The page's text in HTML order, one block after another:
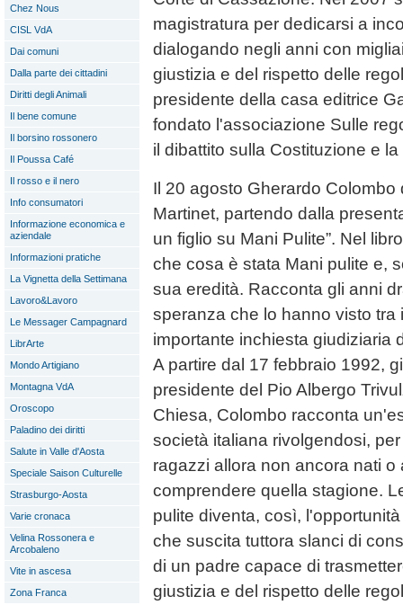
Chez Nous
CISL VdA
Dai comuni
Dalla parte dei cittadini
Diritti degli Animali
Il bene comune
Il borsino rossonero
Il Poussa Café
Il rosso e il nero
Info consumatori
Informazione economica e
aziendale
Informazioni pratiche
La Vignetta della Settimana
Lavoro&Lavoro
Le Messager Campagnard
LibrArte
Mondo Artigiano
Montagna VdA
Oroscopo
Paladino dei diritti
Salute in Valle d'Aosta
Speciale Saison Culturelle
Strasburgo-Aosta
Varie cronaca
Velina Rossonera e
Arcobaleno
Vite in ascesa
Zona Franca
magistratura per dedicarsi a
dialogando negli anni con
giustizia e del rispetto delle
presidente della casa editrice
fondato l'associazione Sulle
il dibattito sulla Costituzione e la
Il 20 agosto Gherardo
Martinet, partendo dalla
un figlio su Mani Pulite”. Nel
che cosa è stata Mani pulite e,
sua eredità. Racconta gli anni
speranza che lo hanno visto tra
importante inchiesta giudiziaria
A partire dal 17 febbraio 1992,
presidente del Pio Albergo
Chiesa, Colombo racconta
società italiana rivolgendosi,
ragazzi allora non ancora nati
comprendere quella stagione.
pulite diventa, così,
che suscita tuttora slanci di
di un padre capace di
giustizia e del rispetto delle